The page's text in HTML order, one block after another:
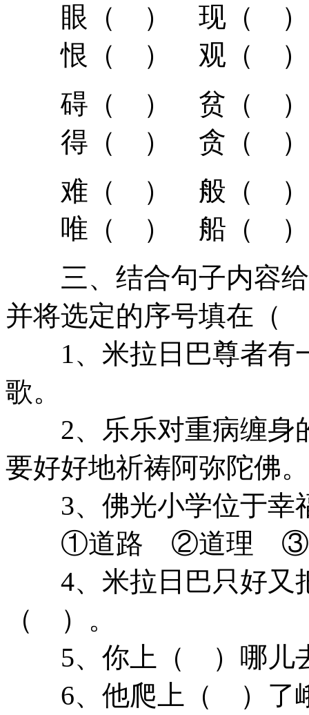
眼（ ） 现（
恨（ ） 观（
碍（ ） 贫（
得（ ） 贪（
难（ ） 般（
唯（ ） 船（
三、结合句子内容给
并将选定的序号填在
1、米拉日巴尊者有
歌。
2、乐乐对重病缠身
要好好地祈祷阿弥陀
3、佛光小学位于
①道路 ②道理
4、米拉日巴只好又
（ ）。
5、你上（ ）哪
6、他爬上（ ）了